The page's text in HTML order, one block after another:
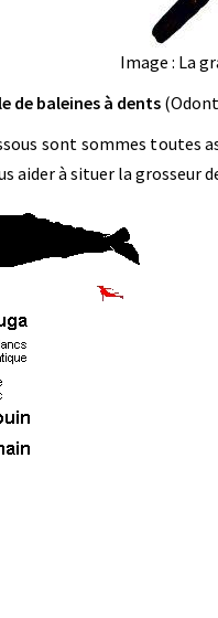
Image : La
de baleines à dents
sont sommes toutes
aider à situer la grosseur